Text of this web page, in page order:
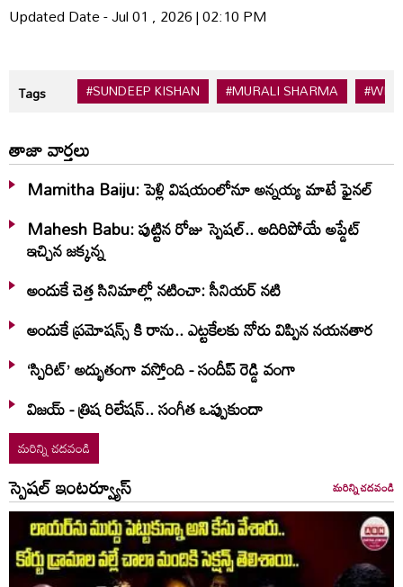
Updated Date - Jul 01 , 2026 | 02:10 PM
Tags #SUNDEEP KISHAN #MURALI SHARMA
తాజా వార్తలు
Mamitha Baiju: పెళ్లి విషయంలోనూ అన్నయ్య మాటే ఫైనల్‌
Mahesh Babu: పుట్టిన రోజు స్పెషల్.. అదిరిపోయే అప్డేట్
ఇచ్చిన జక్కన్న
అందుకే చెత్త సినిమాల్లో నటించా: సీనియర్ నటి
అందుకే ప్రమోషన్స్ కి రాను.. ఎట్టకేలకు నోరు విప్పిన నయనతార
‘స్పిరిట్’ అద్భుతంగా వస్తోంది - సందీప్ రెడ్డి వంగా
విజయ్ - త్రిష రిలేషన్.. సంగీత ఒప్పుకుందా
మరిన్ని చదవండి
స్పెషల్ ఇంటర్వ్యూస్ మరిన్ని చదవండి